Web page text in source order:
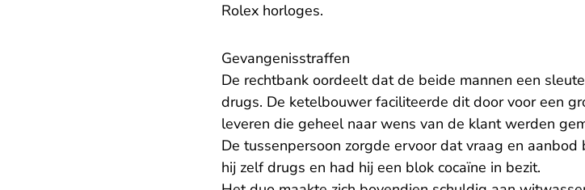
Rolex horloges.
Gevangenisstraffen
De rechtbank oordeelt dat de beide mannen een
drugs. De ketelbouwer faciliteerde dit door voor een
leveren die geheel naar wens van de klant werden
De tussenpersoon zorgde ervoor dat vraag en
hij zelf drugs en had hij een blok cocaïne in bezit.